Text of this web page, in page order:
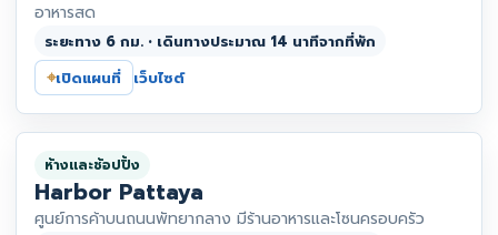
อาหารสด
ระยะทาง 6 กม. • เดินทางประมาณ 14 นาทีจากที่พัก
⌖เปิดแผนที่ เว็บไซต์
ห้างและช้อปปิ้ง
Harbor Pattaya
ศูนย์การค้าบนถนนพัทยากลาง มีร้านอาหารและโซนครอบครัว